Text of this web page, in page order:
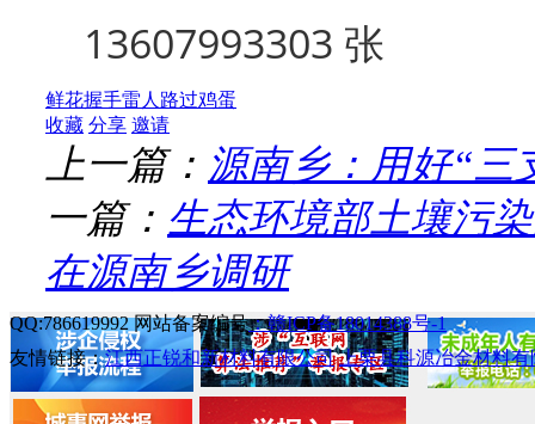
13607993303 张
鲜花握手雷人 路过鸡蛋
收藏 分享 邀请
上一篇： 源南乡：用好“三
一篇： 生态环境部土壤污
在源南乡调研
QQ:786619992 网站备案编号：赣ICP备18014388号-1
友情链接：江西正锐和新材料有限公司 上栗县科源冶金材料有